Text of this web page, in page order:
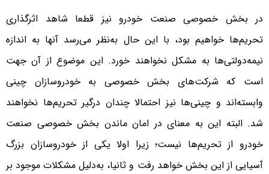
در بخش خصوصی صنعت خودرو نیز قطعا شاهد اثرگذاری
تحریم‌ها خواهیم بود، با این حال به‌نظر می‌رسد آنها به اندازه
نیمه‌دولتی‌ها به مشکل نخواهند خورد. این موضوع از آن جهت
است که شرکت‌های بخش خصوصی به خودروسازان چینی
وابسته‌اند و چینی‌ها نیز احتمالا چندان درگیر تحریم‌ها نخواهند
شد. البته این به معنای در امان ماندن بخش خصوصی صنعت
خودرو از تحریم‌ها نیست؛ زیرا اولا یکی از خودروسازان بزرگ
آسیایی از این بخش خواهد رفت و ثانیا، به‌دلیل مشکلات موجود بر